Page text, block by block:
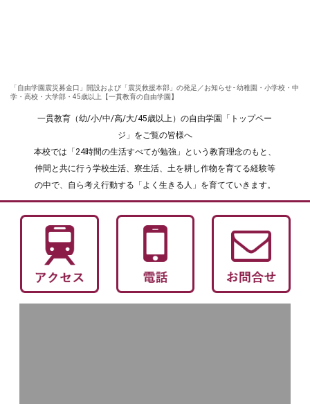
「自由学園震災募金口」開設および「震災救援本部」の発足／お知らせ - 幼稚園・小学校・中
学・高校・大学部・45歳以上【一貫教育の自由学園】
一貫教育（幼/小/中/高/大/45歳以上）の自由学園「トップペー
ジ」をご覧の皆様へ
本校では「24時間の生活すべてが勉強」という教育理念のもと、
仲間と共に行う学校生活、寮生活、土を耕し作物を育てる経験等
の中で、自ら考え行動する「よく生きる人」を育てていきます。